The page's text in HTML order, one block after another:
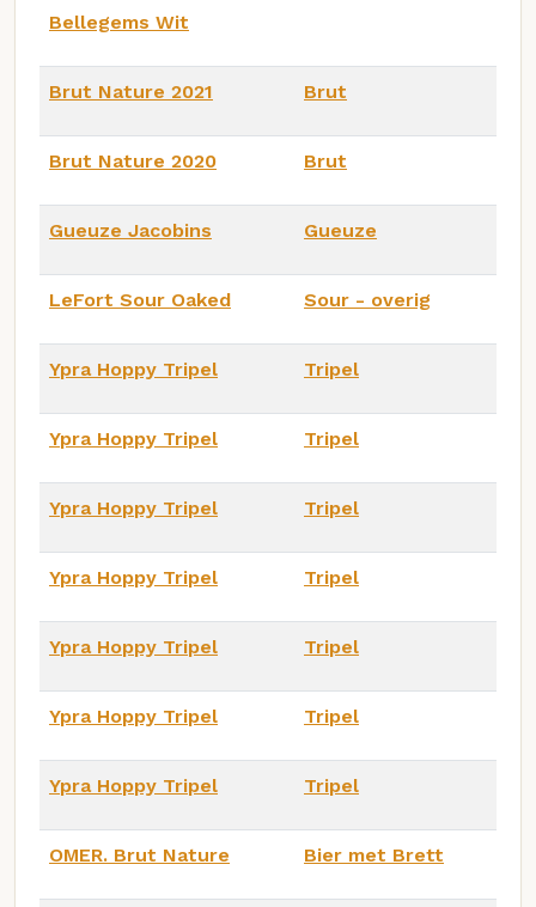
Bellegems Wit
Brut Nature 2021 Brut
Brut Nature 2020 Brut
Gueuze Jacobins Gueuze
LeFort Sour Oaked Sour - overig
Ypra Hoppy Tripel Tripel
Ypra Hoppy Tripel Tripel
Ypra Hoppy Tripel Tripel
Ypra Hoppy Tripel Tripel
Ypra Hoppy Tripel Tripel
Ypra Hoppy Tripel Tripel
Ypra Hoppy Tripel Tripel
OMER. Brut Nature Bier met Brett